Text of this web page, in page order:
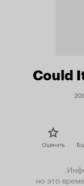
Could
Оценить
но это